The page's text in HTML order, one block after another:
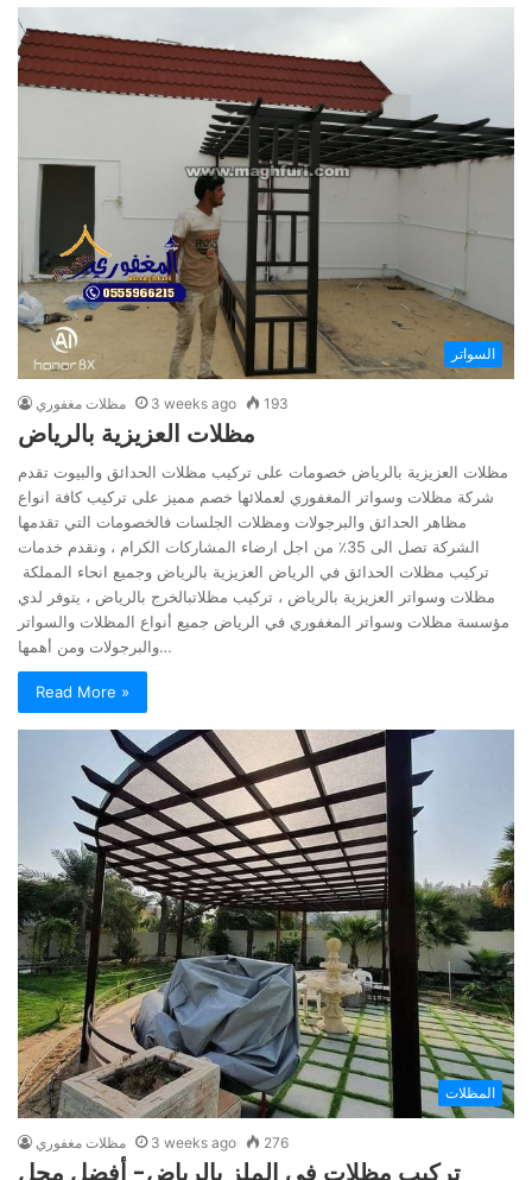
السواتر
مظلات مغفوري 3 weeks ago 193
مظلات العزيزية بالرياض
مظلات العزيزية بالرياض خصومات على تركيب مظلات الحدائق والبيوت تقدم
شركة مظلات وسواتر المغفوري لعملائها خصم مميز على تركيب كافة انواع
مظاهر الحدائق والبرجولات ومظلات الجلسات فالخصومات التي تقدمها
الشركة تصل الى 35٪ من اجل ارضاء المشاركات الكرام ، ونقدم خدمات
تركيب مظلات الحدائق في الرياض العزيزية بالرياض وجميع انحاء المملكة
مظلات وسواتر العزيزية بالرياض ، تركيب مظلاتبالخرج بالرياض ، يتوفر لدي
مؤسسة مظلات وسواتر المغفوري في الرياض جميع أنواع المظلات والسواتر
والبرجولات ومن أهمها…
Read More »
المظلات
مظلات مغفوري 3 weeks ago 276
تركيب مظلات في الملز بالرياض- أفضل محل